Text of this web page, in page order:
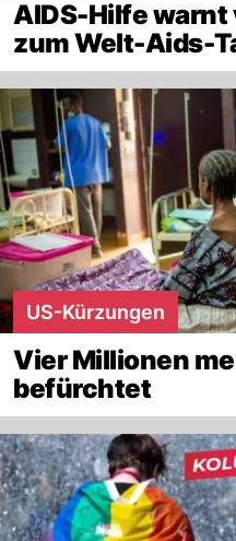
AIDS-Hilfe
zum Welt-Aids-
US-Kürzungen
Vier Millionen
befürchtet